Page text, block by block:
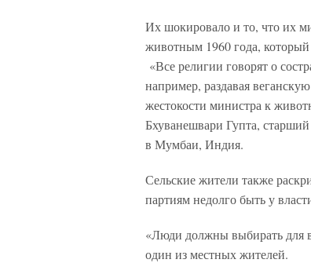
Их шокировало и то, что их
животным 1960 года,
«Все религии говорят о
например, раздавая
жестокости министра к
Бхуванешвари Гупта,
в Мумбаи, Индия.
Сельские жители также
партиям недолго быть у
«Люди должны выбирать для
один из местных жителей.